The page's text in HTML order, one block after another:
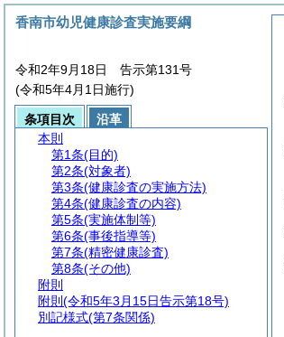
香南市幼児健康診査実施要綱
令和2年9月18日 告示第131号
(令和5年4月1日施行)
条項目次
沿革
本則
第1条(目的)
第2条(対象者)
第3条(健康診査の実施方法)
第4条(健康診査の内容)
第5条(実施体制等)
第6条(事後指導等)
第7条(精密健康診査)
第8条(その他)
附則
附則 (令和5年3月15日告示第18号)
別記様式(第7条関係)